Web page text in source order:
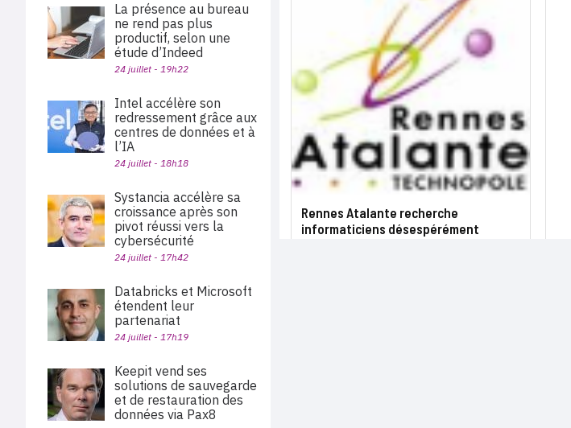
Rennes Atalante recherche
informaticiens désespérément
La présence au bureau
ne rend pas plus
productif, selon une
étude d’Indeed
24 juillet - 19h22
Intel accélère son
redressement grâce aux
centres de données et à
l’IA
24 juillet - 18h18
Systancia accélère sa
croissance après son
pivot réussi vers la
cybersécurité
24 juillet - 17h42
Databricks et Microsoft
étendent leur
partenariat
24 juillet - 17h19
Keepit vend ses
solutions de sauvegarde
et de restauration des
données via Pax8